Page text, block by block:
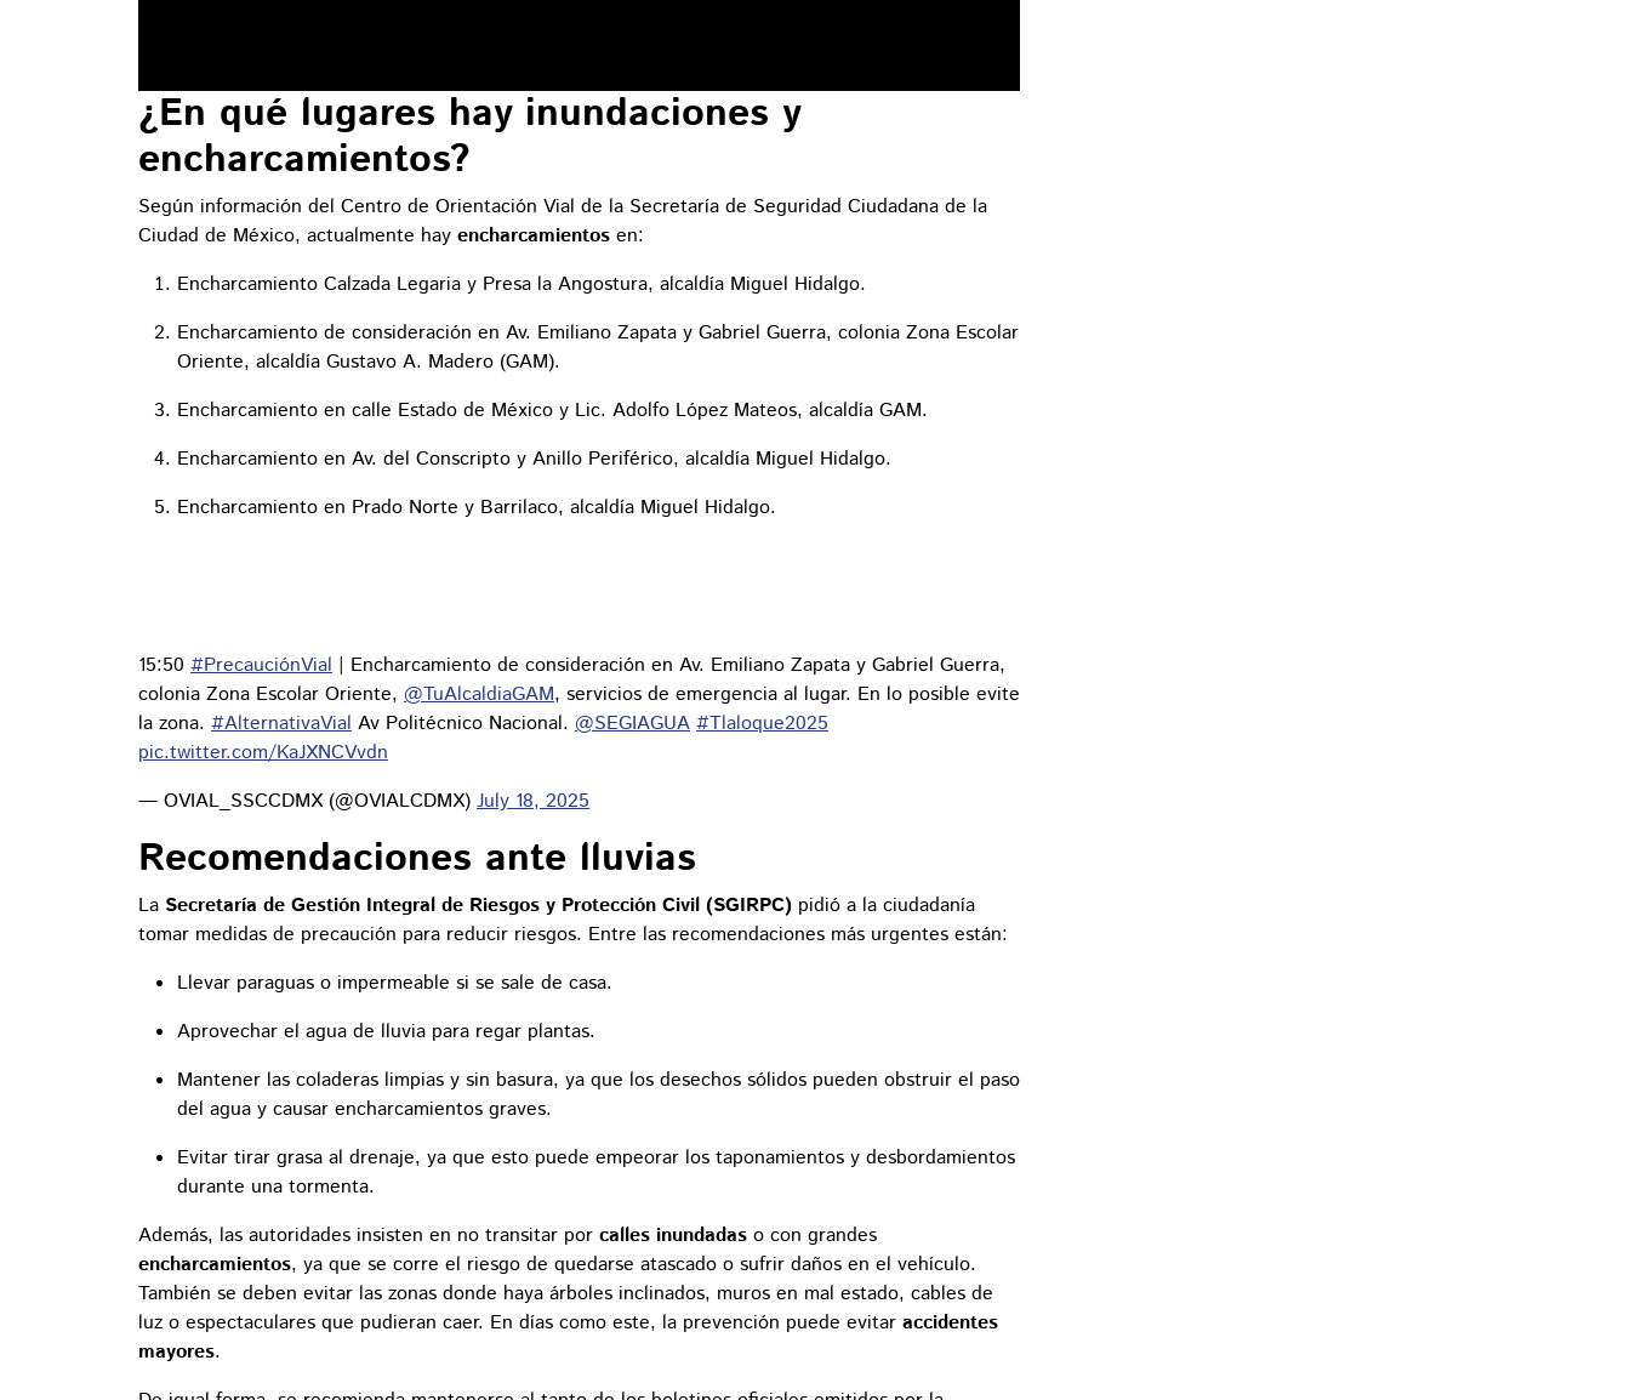
¿En qué lugares hay inundaciones y
encharcamientos?
Según información del Centro de Orientación Vial de la Secretaría de Seguridad Ciudadana de la
Ciudad de México, actualmente hay encharcamientos en:
Encharcamiento Calzada Legaria y Presa la Angostura, alcaldía Miguel Hidalgo.
Encharcamiento de consideración en Av. Emiliano Zapata y Gabriel Guerra, colonia Zona Escolar
Oriente, alcaldía Gustavo A. Madero (GAM).
Encharcamiento en calle Estado de México y Lic. Adolfo López Mateos, alcaldía GAM.
Encharcamiento en Av. del Conscripto y Anillo Periférico, alcaldía Miguel Hidalgo.
Encharcamiento en Prado Norte y Barrilaco, alcaldía Miguel Hidalgo.
15:50 #PrecauciónVial | Encharcamiento de consideración en Av. Emiliano Zapata y Gabriel Guerra,
colonia Zona Escolar Oriente, @TuAlcaldiaGAM, servicios de emergencia al lugar. En lo posible evite
la zona. #AlternativaVial Av Politécnico Nacional. @SEGIAGUA #Tlaloque2025
pic.twitter.com/KaJXNCVvdn
— OVIAL_SSCCDMX (@OVIALCDMX) July 18, 2025
Recomendaciones ante lluvias
La Secretaría de Gestión Integral de Riesgos y Protección Civil (SGIRPC) pidió a la ciudadanía
tomar medidas de precaución para reducir riesgos. Entre las recomendaciones más urgentes están:
Llevar paraguas o impermeable si se sale de casa.
Aprovechar el agua de lluvia para regar plantas.
Mantener las coladeras limpias y sin basura, ya que los desechos sólidos pueden obstruir el paso
del agua y causar encharcamientos graves.
Evitar tirar grasa al drenaje, ya que esto puede empeorar los taponamientos y desbordamientos
durante una tormenta.
Además, las autoridades insisten en no transitar por calles inundadas o con grandes
encharcamientos, ya que se corre el riesgo de quedarse atascado o sufrir daños en el vehículo.
También se deben evitar las zonas donde haya árboles inclinados, muros en mal estado, cables de
luz o espectaculares que pudieran caer. En días como este, la prevención puede evitar accidentes
mayores.